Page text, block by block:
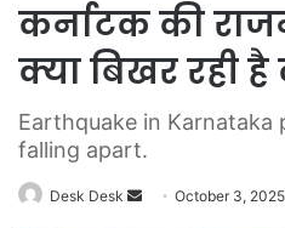
कर्नाटक की
क्या बिखर रही है
Earthquake in Karnataka
falling apart.
Desk Desk
SendOctober 3, 2025